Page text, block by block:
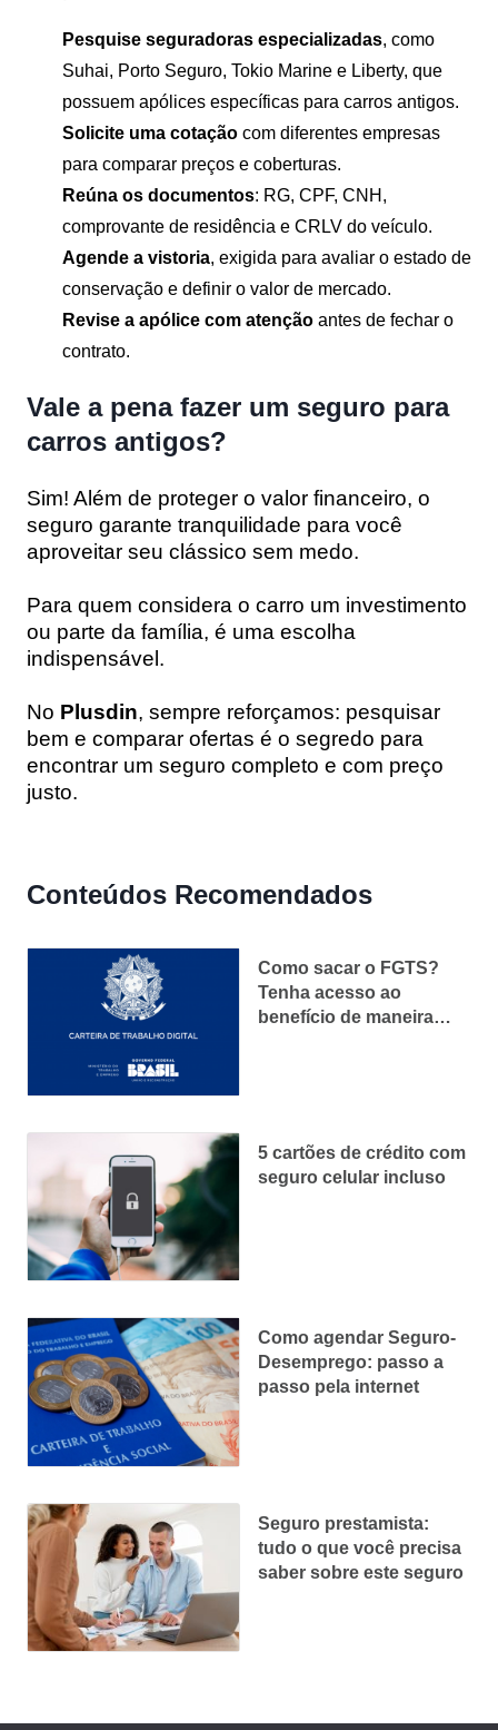
Pesquise seguradoras especializadas, como
Suhai, Porto Seguro, Tokio Marine e Liberty, que
possuem apólices específicas para carros antigos.
Solicite uma cotação com diferentes empresas
para comparar preços e coberturas.
Reúna os documentos: RG, CPF, CNH,
comprovante de residência e CRLV do veículo.
Agende a vistoria, exigida para avaliar o estado de
conservação e definir o valor de mercado.
Revise a apólice com atenção antes de fechar o
contrato.
Vale a pena fazer um seguro para
carros antigos?
Sim! Além de proteger o valor financeiro, o
seguro garante tranquilidade para você
aproveitar seu clássico sem medo.
Para quem considera o carro um investimento
ou parte da família, é uma escolha
indispensável.
No Plusdin, sempre reforçamos: pesquisar
bem e comparar ofertas é o segredo para
encontrar um seguro completo e com preço
justo.
Conteúdos Recomendados
Como sacar o FGTS?
Tenha acesso ao
benefício de maneira
5 cartões de crédito com
seguro celular incluso
Como agendar Seguro-
Desemprego: passo a
passo pela internet
Seguro prestamista:
tudo o que você precisa
saber sobre este seguro